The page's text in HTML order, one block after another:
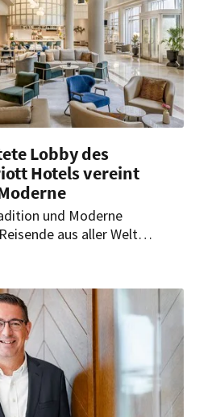
Lobby des
Hotels vereint
und Moderne
aus aller Welt
das reiche Münchner
Weise.